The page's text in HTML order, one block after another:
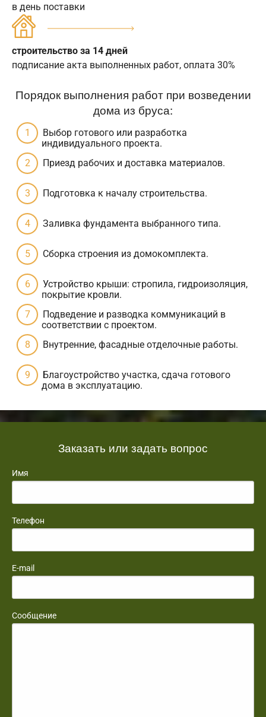
в день поставки
строительство за 14 дней
подписание акта выполненных работ, оплата 30%
Порядок выполнения работ при возведении
дома из бруса:
Выбор готового или разработка
индивидуального проекта.
Приезд рабочих и доставка материалов.
Подготовка к началу строительства.
Заливка фундамента выбранного типа.
Сборка строения из домокомплекта.
Устройство крыши: стропила, гидроизоляция,
покрытие кровли.
Подведение и разводка коммуникаций в
соответствии с проектом.
Внутренние, фасадные отделочные работы.
Благоустройство участка, сдача готового
дома в эксплуатацию.
Заказать или задать вопрос
Имя
Телефон
E-mail
Сообщение